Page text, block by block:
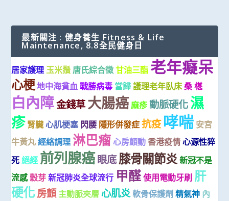
最新關注 : 健身養生 Fitness & Life
Maintenance, 8.8全民健身日
居家護理 玉米鬚 唐氏綜合徵 甘油三酯 老年癡呆
心梗地中海貧血 戰勝病毒 當歸 護理老年臥床 桑 椹
白內障金錢草大腸癌麻疹動脈硬化濕
疹 腎臟心肌梗塞 閃腰 隱形併發症 抗疫 哮喘 安宮
牛黃丸 經絡調理 淋巴瘤 心房顫動 香港疫情 心源性猝
死 絕經 前列腺癌眼底膝骨關節炎新冠不是
流感穀芽 新冠肺炎全球流行 甲醛使用電動牙刷 肝
硬化房顫 主動脈夾層 心肌炎軟骨保護劑 精氣神 內